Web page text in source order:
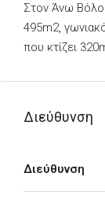
Στον Άνω Βόλο
495m2,
που κτίζει
Διεύθυνση
Διεύθυνση